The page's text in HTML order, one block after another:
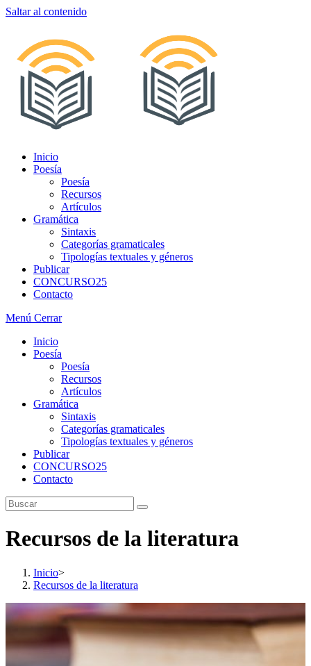
Saltar al contenido
Inicio
Poesía
Poesía
Recursos
Artículos
Gramática
Sintaxis
Categorías gramaticales
Tipologías textuales y géneros
Publicar
CONCURSO25
Contacto
Menú Cerrar
Inicio
Poesía
Poesía
Recursos
Artículos
Gramática
Sintaxis
Categorías gramaticales
Tipologías textuales y géneros
Publicar
CONCURSO25
Contacto
Recursos de la literatura
Inicio>
Recursos de la literatura